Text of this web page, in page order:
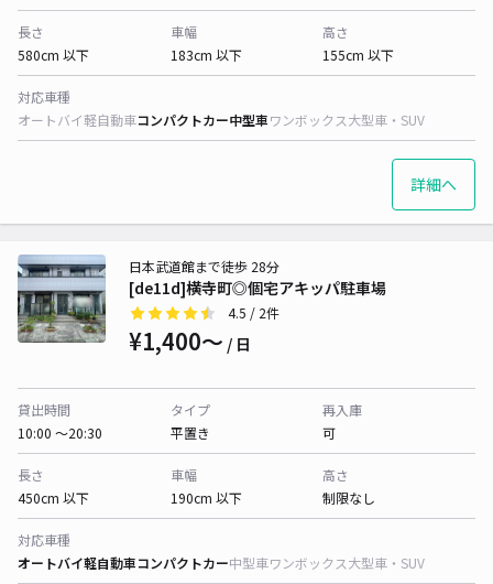
長さ
580cm 以下
車幅
183cm 以下
高さ
155cm 以下
対応車種
オートバイ軽自動車コンパクトカー中型車ワンボックス大型車・SUV
詳細へ
[de11d]横寺町◎個宅アキッパ駐車場
日本武道館まで徒歩 28分
4.5 / 2件
¥1,400〜 / 日
貸出時間
10:00 〜20:30
タイプ
平置き
再入庫
可
長さ
450cm 以下
車幅
190cm 以下
高さ
制限なし
対応車種
オートバイ軽自動車コンパクトカー中型車ワンボックス大型車・SUV